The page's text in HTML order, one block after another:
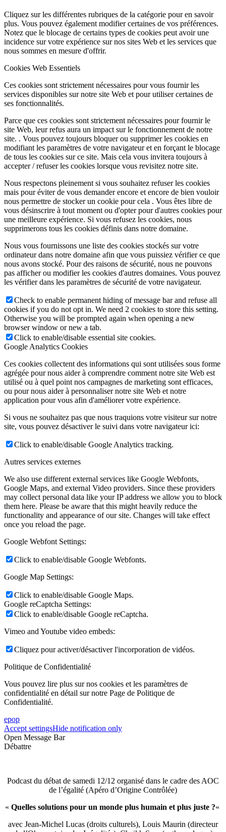
Cliquez sur les différentes rubriques de la catégorie pour en savoir
plus. Vous pouvez également modifier certaines de vos préférences.
Notez que le blocage de certains types de cookies peut avoir une
incidence sur votre expérience sur nos sites Web et les services que
nous sommes en mesure d'offrir.
Cookies Web Essentiels
Ces cookies sont strictement nécessaires pour vous fournir les
services disponibles sur notre site Web et pour utiliser certaines de
ses fonctionnalités.
Parce que ces cookies sont strictement nécessaires pour fournir le
site Web, leur refus aura un impact sur le fonctionnement de notre
site. . Vous pouvez toujours bloquer ou supprimer les cookies en
modifiant les paramètres de votre navigateur et en forçant le blocage
de tous les cookies sur ce site. Mais cela vous invitera toujours à
accepter / refuser les cookies lorsque vous revisitez notre site.
Nous respectons pleinement si vous souhaitez refuser les cookies
mais pour éviter de vous demander encore et encore de bien vouloir
nous permettre de stocker un cookie pour cela . Vous êtes libre de
vous désinscrire à tout moment ou d'opter pour d'autres cookies pour
une meilleure expérience. Si vous refusez les cookies, nous
supprimerons tous les cookies définis dans notre domaine.
Nous vous fournissons une liste des cookies stockés sur votre
ordinateur dans notre domaine afin que vous puissiez vérifier ce que
nous avons stocké. Pour des raisons de sécurité, nous ne pouvons
pas afficher ou modifier les cookies d'autres domaines. Vous pouvez
les vérifier dans les paramètres de sécurité de votre navigateur.
Check to enable permanent hiding of message bar and refuse all
cookies if you do not opt in. We need 2 cookies to store this setting.
Otherwise you will be prompted again when opening a new
browser window or new a tab.
Click to enable/disable essential site cookies.
Google Analytics Cookies
Ces cookies collectent des informations qui sont utilisées sous forme
agrégée pour nous aider à comprendre comment notre site Web est
utilisé ou à quel point nos campagnes de marketing sont efficaces,
ou pour nous aider à personnaliser notre site Web et notre
application pour vous afin d'améliorer votre expérience.
Si vous ne souhaitez pas que nous traquions votre visiteur sur notre
site, vous pouvez désactiver le suivi dans votre navigateur ici:
Click to enable/disable Google Analytics tracking.
Autres services externes
We also use different external services like Google Webfonts,
Google Maps, and external Video providers. Since these providers
may collect personal data like your IP address we allow you to block
them here. Please be aware that this might heavily reduce the
functionality and appearance of our site. Changes will take effect
once you reload the page.
Google Webfont Settings:
Click to enable/disable Google Webfonts.
Google Map Settings:
Click to enable/disable Google Maps.
Google reCaptcha Settings:
Click to enable/disable Google reCaptcha.
Vimeo and Youtube video embeds:
Cliquez pour activer/désactiver l'incorporation de vidéos.
Politique de Confidentialité
Vous pouvez lire plus sur nos cookies et les paramètres de
confidentialité en détail sur notre Page de Politique de
Confidentialité.
epop
Accept settingsHide notification only
Open Message Bar
Débattre
Podcast du débat de samedi 12/12 organisé dans le cadre des AOC
de l’égalité (Apéro d’Origine Contrôlée)
« Quelles solutions pour un monde plus humain et plus juste ?«
avec Jean-Michel Lucas (droits culturels), Louis Maurin (directeur